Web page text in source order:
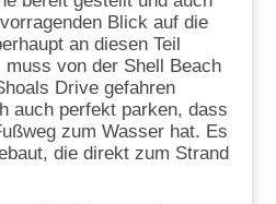
Blick auf die
an diesen Teil
muss von der Shell Beach
Drive gefahren
auch perfekt parken, dass
zum Wasser hat. Es
die direkt zum Strand